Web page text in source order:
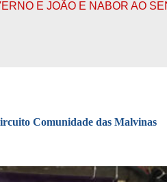
AO SENADO
CONFIRA
Comunidade das Malvinas